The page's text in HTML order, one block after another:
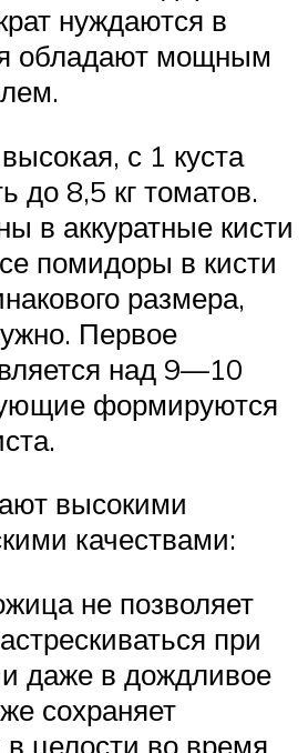
нуждаются в
обладают мощным
с 1 куста
до 8,5 кг томатов.
в аккуратные кисти
помидоры в кисти
размера,
Первое
над 9—10
формируются
высокими
качествами:
не позволяет
при
даже в дождливое
сохраняет
целости во время